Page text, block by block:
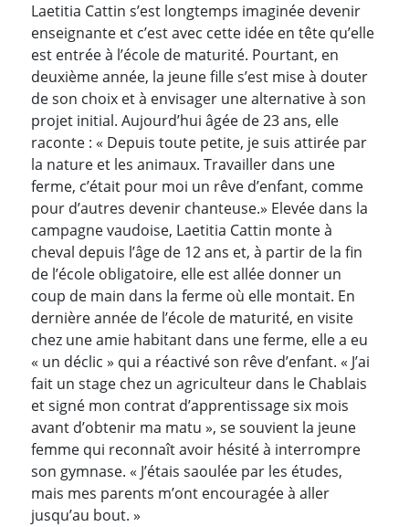
Laetitia Cattin s’est longtemps imaginée devenir
enseignante et c’est avec cette idée en tête qu’elle
est entrée à l’école de maturité. Pourtant, en
deuxième année, la jeune fille s’est mise à douter
de son choix et à envisager une alternative à son
projet initial. Aujourd’hui âgée de 23 ans, elle
raconte : « Depuis toute petite, je suis attirée par
la nature et les animaux. Travailler dans une
ferme, c’était pour moi un rêve d’enfant, comme
pour d’autres devenir chanteuse.» Elevée dans la
campagne vaudoise, Laetitia Cattin monte à
cheval depuis l’âge de 12 ans et, à partir de la fin
de l’école obligatoire, elle est allée donner un
coup de main dans la ferme où elle montait. En
dernière année de l’école de maturité, en visite
chez une amie habitant dans une ferme, elle a eu
« un déclic » qui a réactivé son rêve d’enfant. « J’ai
fait un stage chez un agriculteur dans le Chablais
et signé mon contrat d’apprentissage six mois
avant d’obtenir ma matu », se souvient la jeune
femme qui reconnaît avoir hésité à interrompre
son gymnase. « J’étais saoulée par les études,
mais mes parents m’ont encouragée à aller
jusqu’au bout. »